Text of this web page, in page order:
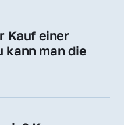
Nutzung,
Kauf einer
kann man die
Nutzen Sie sie